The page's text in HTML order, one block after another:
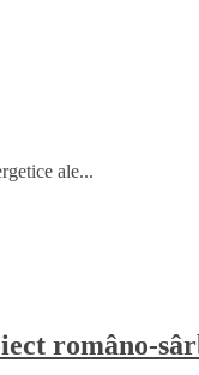
ale...
româno-